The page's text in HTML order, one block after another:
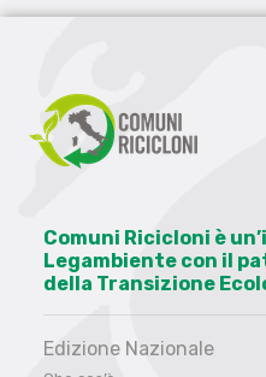
Comuni Ricicloni è
Legambiente con il
della Transizione
Edizione Nazionale